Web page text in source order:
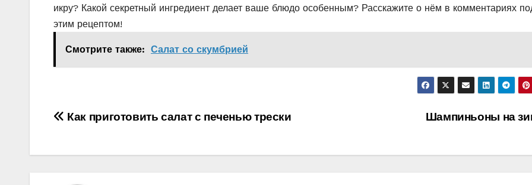
икру? Какой секретный ингредиент делает ваше блюдо особенным? Расскажите о нём в комментариях
этим рецептом!
Смотрите также: Салат со скумбрией
Навигация
Шампиньоны на
Как приготовить салат с печенью трески